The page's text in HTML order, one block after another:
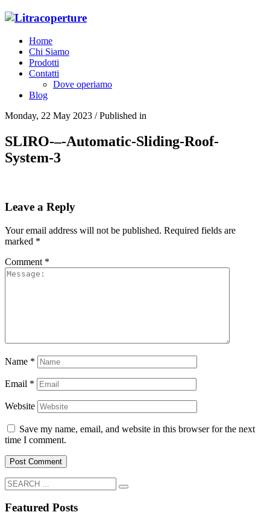
Home
Chi Siamo
Prodotti
Contatti
Dove operiamo
Blog
Monday, 22 May 2023 /Published in
SLIRO-–-Automatic-Sliding-Roof-
System-3
Leave a Reply
Your email address will not be published. Required fields are
marked *
Comment *
Name *
Email *
Website
Save my name, email, and website in this browser for the next
time I comment.
Featured Posts